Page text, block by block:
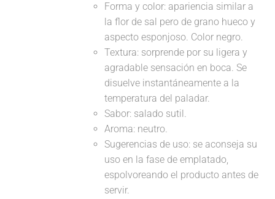
Forma y color: apariencia similar a
la flor de sal pero de grano hueco y
aspecto esponjoso. Color negro.
Textura: sorprende por su ligera y
agradable sensación en boca. Se
disuelve instantáneamente a la
temperatura del paladar.
Sabor: salado sutil.
Aroma: neutro.
Sugerencias de uso: se aconseja su
uso en la fase de emplatado,
espolvoreando el producto antes de
servir.